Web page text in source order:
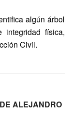
algún árbol
física,
Civil.
ALEJANDRO